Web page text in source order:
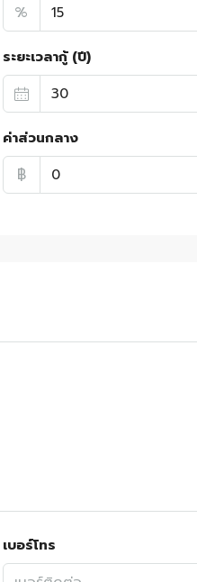
%
ระยะเวลากู้ (ปี)
ค่าส่วนกลาง
฿
เบอร์โทร